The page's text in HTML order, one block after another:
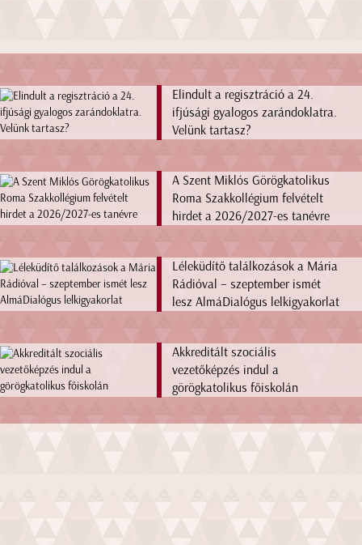
Elindult a regisztráció a 24.
ifjúsági gyalogos zarándoklatra.
Velünk tartasz?
A Szent Miklós Görögkatolikus
Roma Szakkollégium felvételt
hirdet a 2026/2027-es tanévre
Léleküdítő találkozások a Mária
Rádióval – szeptember ismét
lesz AlmáDialógus lelkigyakorlat
Akkreditált szociális
vezetőképzés indul a
görögkatolikus főiskolán